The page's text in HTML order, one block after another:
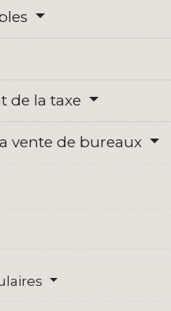
de la taxe
vente de bureaux